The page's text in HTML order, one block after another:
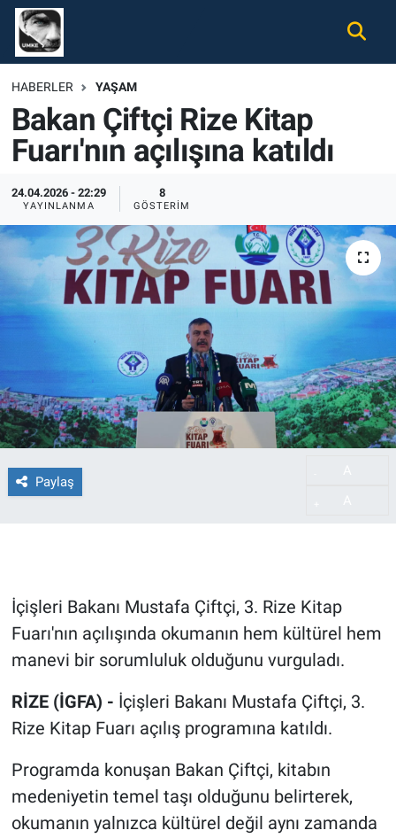
HABERLER YAŞAM
Bakan Çiftçi Rize Kitap
Fuarı'nın açılışına katıldı
24.04.2026 - 22:29
YAYINLANMA
8
GÖSTERIM
Paylaş
İçişleri Bakanı Mustafa Çiftçi, 3. Rize Kitap
Fuarı'nın açılışında okumanın hem kültürel hem
manevi bir sorumluluk olduğunu vurguladı.
RİZE (İGFA) - İçişleri Bakanı Mustafa Çiftçi, 3.
Rize Kitap Fuarı açılış programına katıldı.
Programda konuşan Bakan Çiftçi, kitabın
medeniyetin temel taşı olduğunu belirterek,
okumanın yalnızca kültürel değil aynı zamanda
Gündem
Ekonomi
Spor
Magazin
Tüm Haberler
İletişim
Künye
Nöbetçi Eczaneler
Hava Durumu
Namaz Vakitleri
Trafik Durumu
Süper Lig Puan Durumu ve Fikstür
Tüm Manşetler
Son Dakika Haberleri
Haber Arşivi